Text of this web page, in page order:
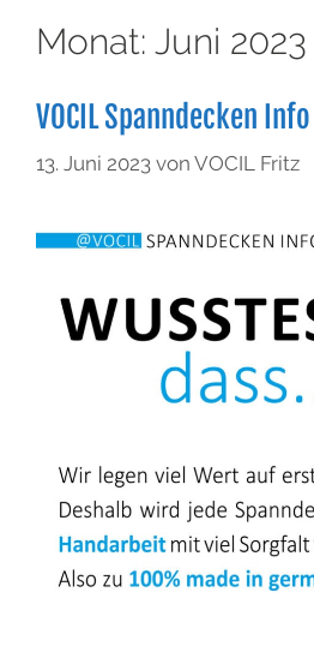
Monat: Juni 2023
VOCIL Spanndecken Info
13. Juni 2023 von VOCIL Fritz